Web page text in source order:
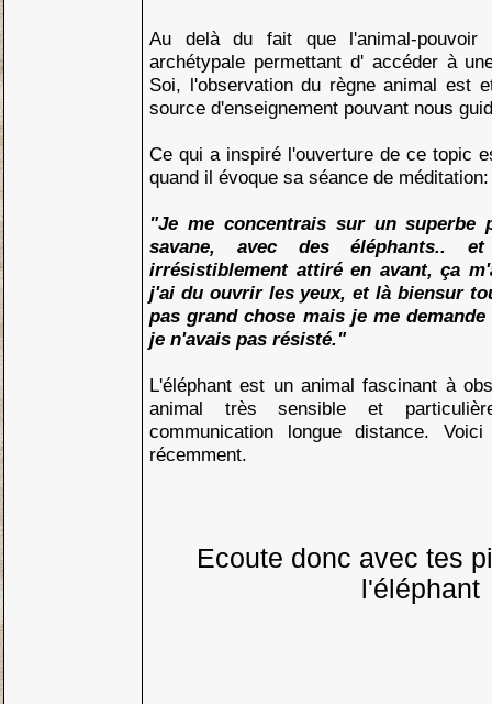
Au delà du fait que l'animal-pouvoir
archétypale permettant d' accéder à
Soi, l'observation du règne animal est
source d'enseignement pouvant nous
Ce qui a inspiré l'ouverture de ce topic
quand il évoque sa séance de méditation:
"Je me concentrais sur un superbe
savane, avec des éléphants..
irrésistiblement attiré en avant, ça
j'ai du ouvrir les yeux, et là biensur
pas grand chose mais je me
je n'avais pas résisté."
L'éléphant est un animal fascinant à
animal très sensible et
communication longue distance.
récemment.
Ecoute donc avec tes
l'éléphant